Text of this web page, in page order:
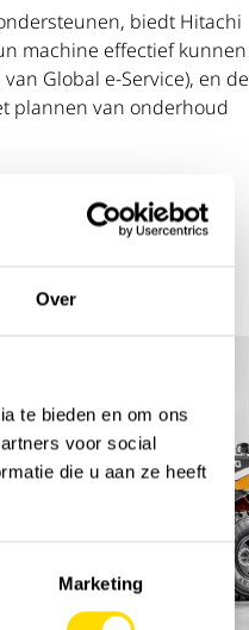
Over
te bieden en om ons
voor social
die u aan ze heeft
Marketing
biedt Hitachi
machine effectief kunnen
Global e-Service), en de
plannen van onderhoud